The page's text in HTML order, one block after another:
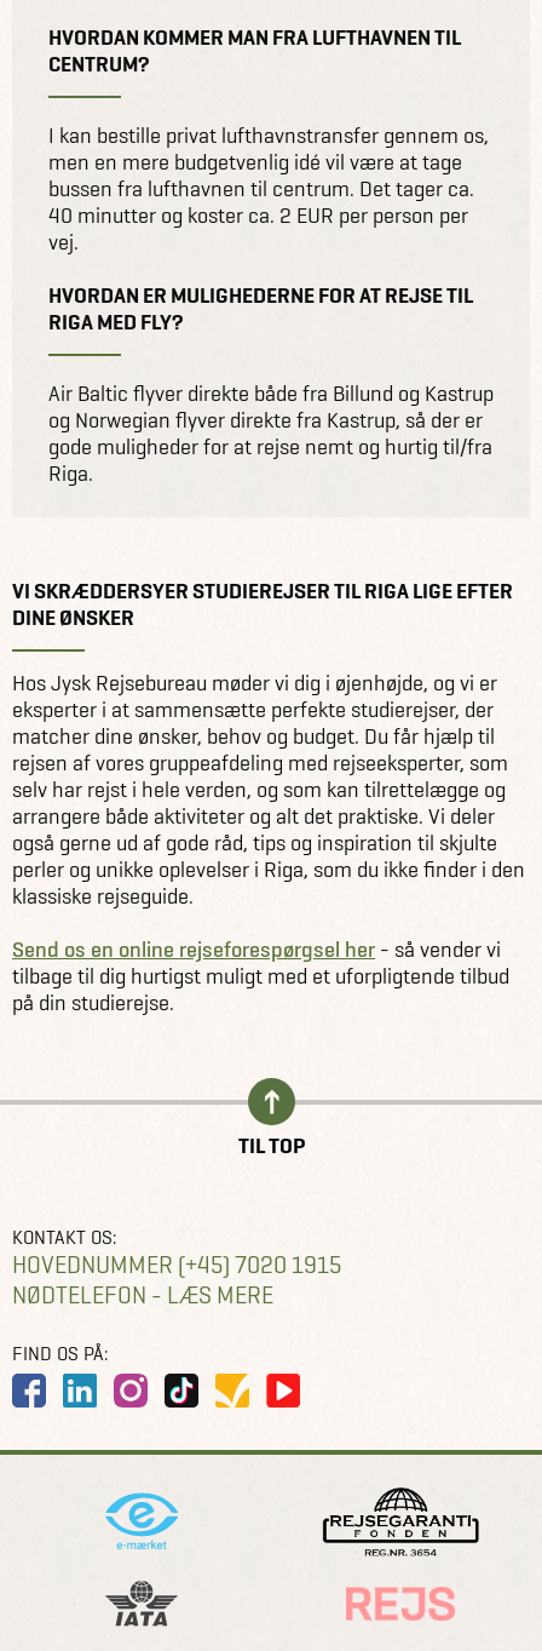
HVORDAN KOMMER MAN FRA LUFTHAVNEN TIL
CENTRUM?
I kan bestille privat lufthavnstransfer gennem os,
men en mere budgetvenlig idé vil være at tage
bussen fra lufthavnen til centrum. Det tager ca.
40 minutter og koster ca. 2 EUR per person per
vej.
HVORDAN ER MULIGHEDERNE FOR AT REJSE TIL
RIGA MED FLY?
Air Baltic flyver direkte både fra Billund og Kastrup
og Norwegian flyver direkte fra Kastrup, så der er
gode muligheder for at rejse nemt og hurtig til/fra
Riga.
VI SKRÆDDERSYER STUDIEREJSER TIL RIGA LIGE EFTER
DINE ØNSKER
Hos Jysk Rejsebureau møder vi dig i øjenhøjde, og vi er
eksperter i at sammensætte perfekte studierejser, der
matcher dine ønsker, behov og budget. Du får hjælp til
rejsen af vores gruppeafdeling med rejseeksperter, som
selv har rejst i hele verden, og som kan tilrettelægge og
arrangere både aktiviteter og alt det praktiske. Vi deler
også gerne ud af gode råd, tips og inspiration til skjulte
perler og unikke oplevelser i Riga, som du ikke finder i den
klassiske rejseguide.
Send os en online rejseforespørgsel her - så vender vi
tilbage til dig hurtigst muligt med et uforpligtende tilbud
på din studierejse.
TIL TOP
KONTAKT OS:
HOVEDNUMMER (+45) 7020 1915
NØDTELEFON - LÆS MERE
FIND OS PÅ: